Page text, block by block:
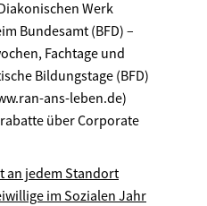
Werk
Bundesamt (BFD) –
Fachtage und
Bildungstage (BFD)
ans-leben.de)
über Corporate
an jedem Standort
im Sozialen Jahr